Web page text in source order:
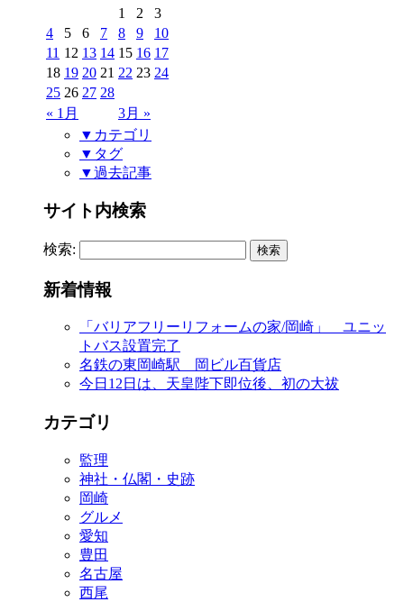
« 1月 3月 »
1 2
3
4
5 6 7 8 9
10
11 12 13 14 15 16 17
18 19 20 21 22 23 24
25 26 27 28
▼カテゴリ
▼タグ
▼過去記事
サイト内検索
検索:
新着情報
「バリアフリーリフォームの家/岡崎」 ユニッ
トバス設置完了
名鉄の東岡崎駅 岡ビル百貨店
今日12日は、天皇陛下即位後、初の大祓
カテゴリ
監理
神社・仏閣・史跡
岡崎
グルメ
愛知
豊田
名古屋
西尾